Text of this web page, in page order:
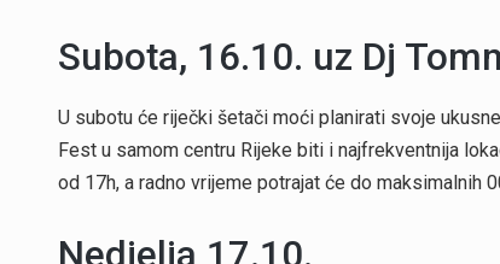
Subota, 16.10. uz Dj
U subotu će riječki šetači moći planirati svoje
Fest u samom centru Rijeke biti i najfrekventnija
od 17h, a radno vrijeme potrajat će do maksimalnih